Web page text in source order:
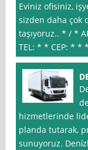
Eviniz ofisiniz,
sizden daha çok
taşıyoruz.. * / *
TEL: * * CEP: * *
hizmetlerinde
planda tutarak,
sunuyoruz.